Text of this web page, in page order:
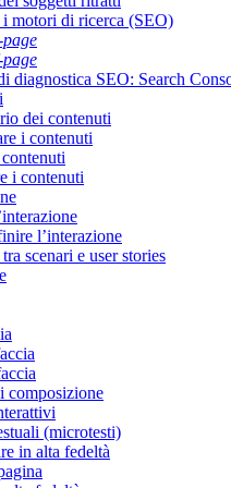
motori di ricerca (SEO)
diagnostica SEO: Search
dei contenuti
i contenuti
i contenuti
l’interazione
scenari e user stories
composizione
(microtesti)
in alta fedeltà